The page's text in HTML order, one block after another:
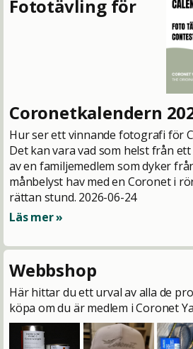
Fototävling för
Coronetkalendern
Hur ser ett vinnande fotografi för
Det kan vara vad som helst från
av en familjemedlem som dyker
månbelyst hav med en Coronet i
rättan stund. 2026-06-24
Läs mer »
Webbshop
Här hittar du ett urval av alla de
köpa om du är medlem i Coronet